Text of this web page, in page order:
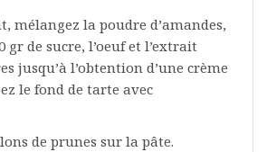
mélangez la poudre d’amandes,
gr de sucre, l’oeuf et l’extrait
jusqu’à l’obtention d’une crème
le fond de tarte avec
de prunes sur la pâte.